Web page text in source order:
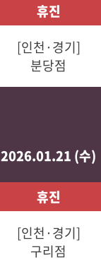
휴진
[인천·경기]
분당점
2026.01.21 (수)
휴진
[인천·경기]
구리점